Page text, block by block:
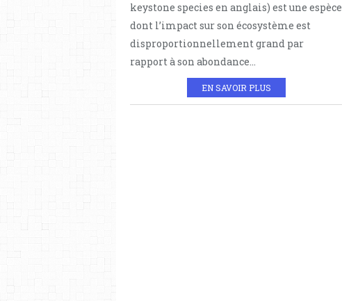
keystone species en anglais) est une espèce
dont l’impact sur son écosystème est
disproportionnellement grand par
rapport à son abondance...
EN SAVOIR PLUS